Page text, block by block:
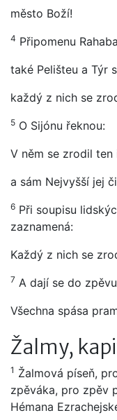
město Boží!
4 Připomenu
také Pelišteu a Týr
každý z nich se
5 O Sijónu řeknou:
V něm se zrodil ten
a sám Nejvyšší jej
6 Při soupisu
zaznamená:
Každý z nich se
7 A dají se do
Všechna spása
Žalmy,
1 Žalmová píseň,
zpěváka, pro zpěv
Hémana